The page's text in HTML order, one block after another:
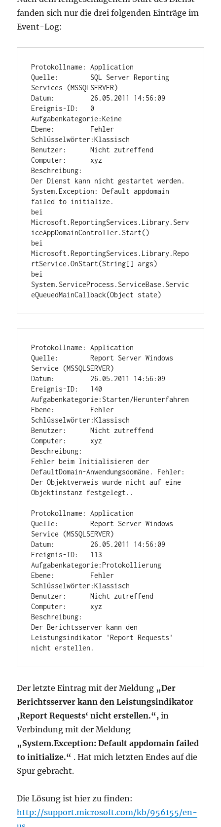
fanden sich nur die drei folgenden Einträge im
Event-Log:
Protokollname: Application
Quelle:        SQL Server Reporting
Services (MSSQLSERVER)
Datum:         26.05.2011 14:56:09
Ereignis-ID:   0
Aufgabenkategorie:Keine
Ebene:         Fehler
Schlüsselwörter:Klassisch
Benutzer:      Nicht zutreffend
Computer:      xyz
Beschreibung:
Der Dienst kann nicht gestartet werden.
System.Exception: Default appdomain
failed to initialize.
bei
Microsoft.ReportingServices.Library.Serv
iceAppDomainController.Start()
bei
Microsoft.ReportingServices.Library.Repo
rtService.OnStart(String[] args)
bei
System.ServiceProcess.ServiceBase.Servic
eQueuedMainCallback(Object state)
Protokollname: Application
Quelle:        Report Server Windows
Service (MSSQLSERVER)
Datum:         26.05.2011 14:56:09
Ereignis-ID:   140
Aufgabenkategorie:Starten/Herunterfahren
Ebene:         Fehler
Schlüsselwörter:Klassisch
Benutzer:      Nicht zutreffend
Computer:      xyz
Beschreibung:
Fehler beim Initialisieren der
DefaultDomain-Anwendungsdomäne. Fehler:
Der Objektverweis wurde nicht auf eine
Objektinstanz festgelegt..
Protokollname: Application
Quelle:        Report Server Windows
Service (MSSQLSERVER)
Datum:         26.05.2011 14:56:09
Ereignis-ID:   113
Aufgabenkategorie:Protokollierung
Ebene:         Fehler
Schlüsselwörter:Klassisch
Benutzer:      Nicht zutreffend
Computer:      xyz
Beschreibung:
Der Berichtsserver kann den
Leistungsindikator 'Report Requests'
nicht erstellen.
Der letzte Eintrag mit der Meldung „Der
Berichtsserver kann den Leistungsindikator
‚Report Requests‘ nicht erstellen.“,in
Verbindung mit der Meldung
„System.Exception: Default appdomain failed
to initialize.“ . Hat mich letzten Endes auf die
Spur gebracht.
Die Lösung ist hier zu finden:
http://support.microsoft.com/kb/956155/en-